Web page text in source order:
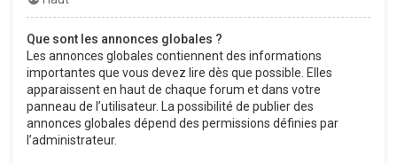
Que sont les annonces globales ?
Les annonces globales contiennent des informations
importantes que vous devez lire dès que possible. Elles
apparaissent en haut de chaque forum et dans votre
panneau de l’utilisateur. La possibilité de publier des
annonces globales dépend des permissions définies par
l’administrateur.